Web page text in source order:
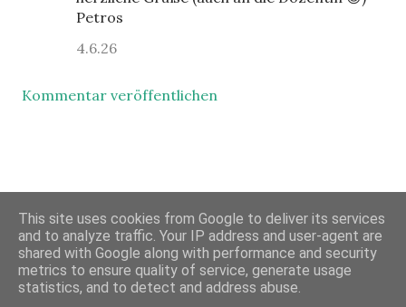
Petros
4.6.26
Kommentar veröffentlichen
Powered by Blogger
Designbilder vonmerrymoonmary
© Petros-blogpoesie ( Wolfgang Schulze, Ramni GR)
This site uses cookies from Google to deliver its services
and to analyze traffic. Your IP address and user-agent are
shared with Google along with performance and security
metrics to ensure quality of service, generate usage
statistics, and to detect and address abuse.